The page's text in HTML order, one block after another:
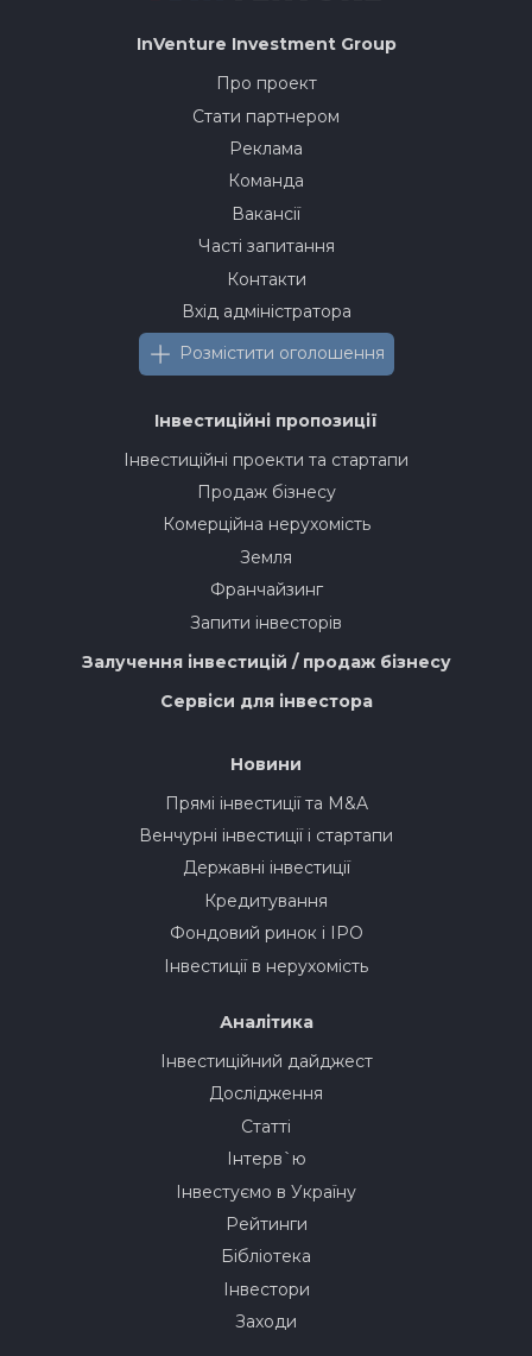
InVenture Investment Group
Про проект
Стати партнером
Реклама
Команда
Вакансії
Часті запитання
Контакти
Вхід адміністратора
Розмістити оголошення
Інвестиційні пропозиції
Інвестиційні проекти та стартапи
Продаж бізнесу
Комерційна нерухомість
Земля
Франчайзинг
Запити інвесторів
Залучення інвестицій / продаж бізнесу
Сервіси для інвестора
Новини
Прямі інвестиції та M&A
Венчурні інвестиції і стартапи
Державні інвестиції
Кредитування
Фондовий ринок і IPO
Інвестиції в нерухомість
Аналітика
Інвестиційний дайджест
Дослідження
Статті
Інтерв`ю
Інвестуємо в Україну
Рейтинги
Бібліотека
Інвестори
Заходи